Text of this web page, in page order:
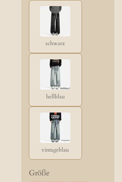
schwarz
hellblau
vintageblau
Größe